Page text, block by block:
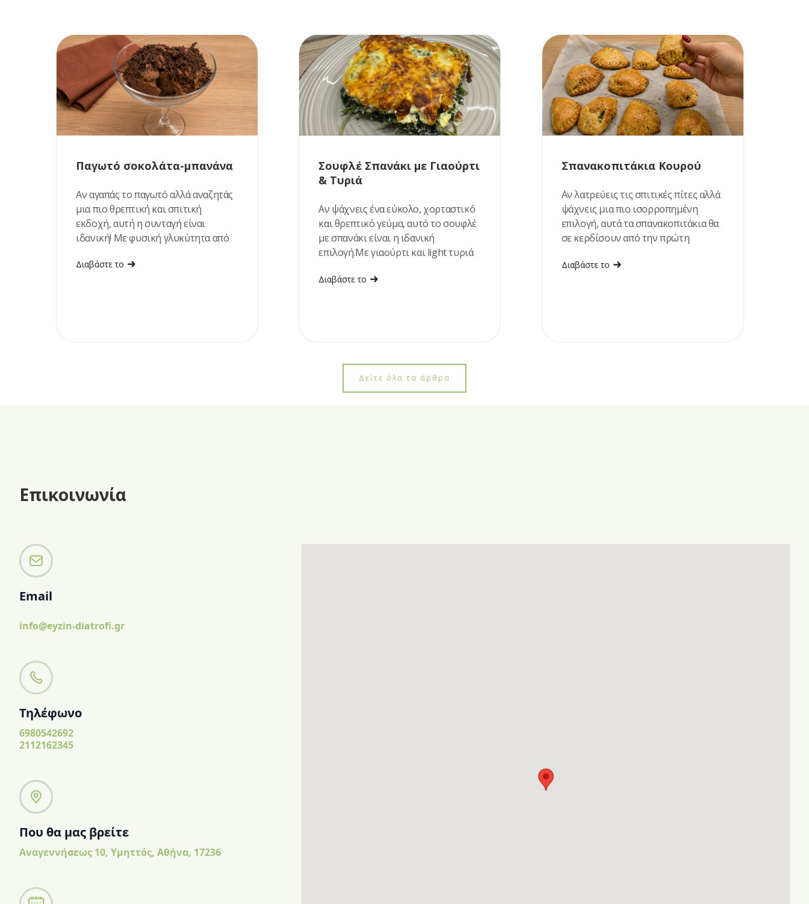
Παγωτό σοκολάτα-μπανάνα
Αν αγαπάς το παγωτό αλλά αναζητάς
μια πιο θρεπτική και σπιτική
εκδοχή, αυτή η συνταγή είναι
ιδανική! Με φυσική γλυκύτητα από
πλούσια γεύση σοκολάτας και
Διαβάστε το
Σουφλέ Σπανάκι με Γιαούρτι
& Τυριά
Αν ψάχνεις ένα εύκολο, χορταστικό
και θρεπτικό γεύμα, αυτό το σουφλέ
με σπανάκι είναι η ιδανική
επιλογή.Με γιαούρτι και light τυριά
ετοιμάζεται με λίγα υλικά. Ταιριάζει
Διαβάστε το
Σπανακοπιτάκια Κουρού
Αν λατρεύεις τις σπιτικές πίτες αλλά
ψάχνεις μια πιο ισορροπημένη
επιλογή, αυτά τα σπανακοπιτάκια θα
σε κερδίσουν από την πρώτη
Διαβάστε το
Δείτε όλα τα άρθρα
Επικοινωνία
Email
info@eyzin-diatrofi.gr
Τηλέφωνο
6980542692
2112162345
Που θα μας βρείτε
Αναγεννήσεως 10, Υμηττός, Αθήνα, 17236